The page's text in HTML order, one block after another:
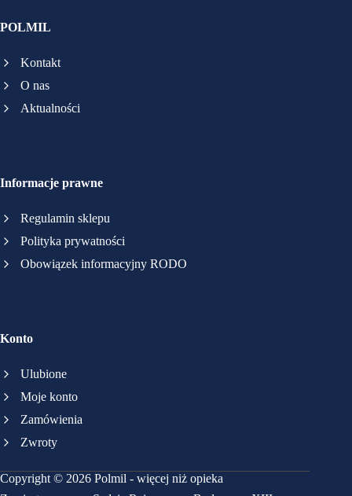
POLMIL
Kontakt
O nas
Aktualności
Informacje prawne
Regulamin sklepu
Polityka prywatności
Obowiązek informacyjny RODO
Konto
Ulubione
Moje konto
Zamówienia
Zwroty
Copyright © 2026 Polmil - więcej niż opieka